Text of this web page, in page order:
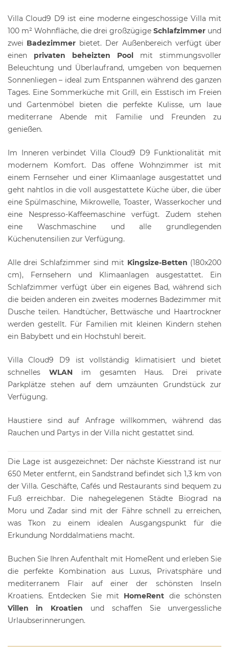
Villa Cloud9 D9 ist eine moderne eingeschossige Villa mit
100 m² Wohnfläche, die drei großzügigeSchlafzimmer und
zwei Badezimmer bietet. Der Außenbereich verfügt über
einen privaten beheizten Pool
mit stimmungsvoller
Beleuchtung und Überlaufrand, umgeben von bequemen
Sonnenliegen – ideal zum Entspannen während des ganzen
Tages. Eine Sommerküche mit Grill, ein Esstisch im Freien
und Gartenmöbel bieten die perfekte Kulisse, um laue
mediterrane Abende mit Familie und Freunden zu
genießen.
Im Inneren verbindet Villa Cloud9 D9 Funktionalität mit
modernem Komfort. Das offene Wohnzimmer ist mit
einem Fernseher und einer Klimaanlage ausgestattet und
geht nahtlos in die voll ausgestattete Küche über, die über
eine Spülmaschine, Mikrowelle, Toaster, Wasserkocher und
eine Nespresso-Kaffeemaschine verfügt. Zudem stehen
eine Waschmaschine und alle grundlegenden
Küchenutensilien zur Verfügung.
Alle drei Schlafzimmer sind mit Kingsize-Betten (180x200
cm), Fernsehern und Klimaanlagen ausgestattet. Ein
Schlafzimmer verfügt über ein eigenes Bad, während sich
die beiden anderen ein zweites modernes Badezimmer mit
Dusche teilen. Handtücher, Bettwäsche und Haartrockner
werden gestellt. Für Familien mit kleinen Kindern stehen
ein Babybett und ein Hochstuhl bereit.
Villa Cloud9 D9 ist vollständig klimatisiert und bietet
schnelles WLAN im gesamten Haus. Drei private
Parkplätze stehen auf dem umzäunten Grundstück zur
Verfügung.
Haustiere sind auf Anfrage willkommen, während das
Rauchen und Partys in der Villa nicht gestattet sind.
Die Lage ist ausgezeichnet: Der nächste Kiesstrand ist nur
650 Meter entfernt, ein Sandstrand befindet sich 1,3 km von
der Villa. Geschäfte, Cafés und Restaurants sind bequem zu
Fuß erreichbar. Die nahegelegenen Städte Biograd na
Moru und Zadar sind mit der Fähre schnell zu erreichen,
was Tkon zu einem idealen Ausgangspunkt für die
Erkundung Norddalmatiens macht.
Buchen Sie Ihren Aufenthalt mit HomeRent und erleben Sie
die perfekte Kombination aus Luxus, Privatsphäre und
mediterranem Flair auf einer der schönsten Inseln
Kroatiens. Entdecken Sie mit HomeRent die schönsten
Villen in Kroatien und schaffen Sie unvergessliche
Urlaubserinnerungen.